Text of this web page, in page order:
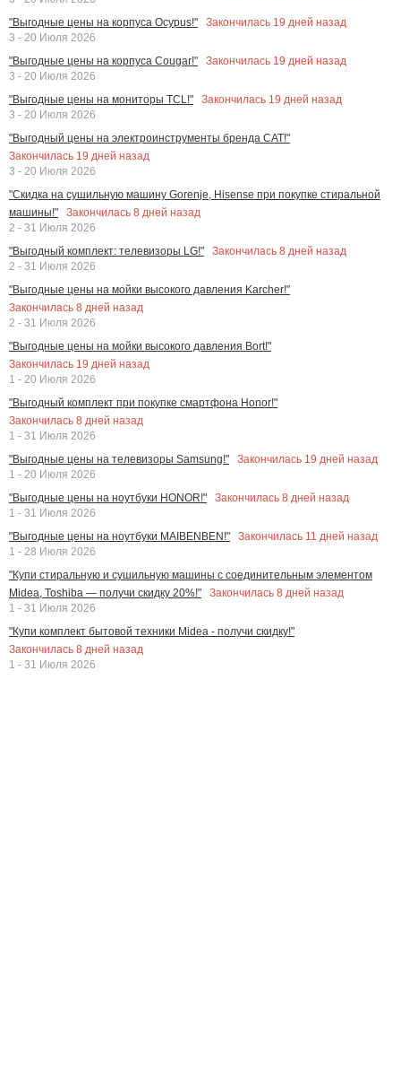
"Выгодные цены на корпуса Ocypus!"
Закончилась 19 дней назад
3 - 20 Июля 2026
"Выгодные цены на корпуса Cougar!"
Закончилась 19 дней назад
3 - 20 Июля 2026
"Выгодные цены на мониторы TCL!"
Закончилась 19 дней назад
3 - 20 Июля 2026
"Выгодный цены на электроинструменты бренда CAT!"
Закончилась 19 дней назад
3 - 20 Июля 2026
"Скидка на сушильную машину Gorenje, Hisense при покупке стиральной
машины!"
Закончилась 8 дней назад
2 - 31 Июля 2026
"Выгодный комплект: телевизоры LG!"
Закончилась 8 дней назад
2 - 31 Июля 2026
"Выгодные цены на мойки высокого давления Karcher!"
Закончилась 8 дней назад
2 - 31 Июля 2026
"Выгодные цены на мойки высокого давления Bort!"
Закончилась 19 дней назад
1 - 20 Июля 2026
"Выгодный комплект при покупке смартфона Honor!"
Закончилась 8 дней назад
1 - 31 Июля 2026
"Выгодные цены на телевизоры Samsung!"
Закончилась 19 дней назад
1 - 20 Июля 2026
"Выгодные цены на ноутбуки HONOR!"
Закончилась 8 дней назад
1 - 31 Июля 2026
"Выгодные цены на ноутбуки MAIBENBEN!"
Закончилась 11 дней назад
1 - 28 Июля 2026
"Купи стиральную и сушильную машины с соединительным элементом
Midea, Toshiba — получи скидку 20%!"
Закончилась 8 дней назад
1 - 31 Июля 2026
"Купи комплект бытовой техники Midea - получи скидку!"
Закончилась 8 дней назад
1 - 31 Июля 2026